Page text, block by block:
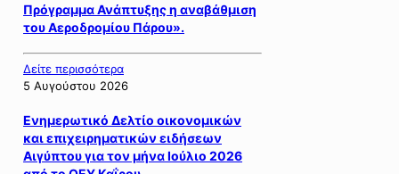
Πρόγραμμα Ανάπτυξης η αναβάθμιση
του Αεροδρομίου Πάρου».
Δείτε περισσότερα
5 Αυγούστου 2026
Ενημερωτικό Δελτίο οικονομικών
και επιχειρηματικών ειδήσεων
Αιγύπτου για τον μήνα Ιούλιο 2026